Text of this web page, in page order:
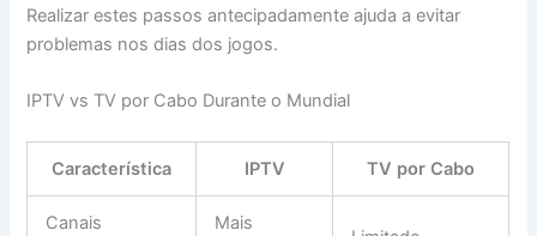
Realizar estes passos antecipadamente ajuda a evitar
problemas nos dias dos jogos.
IPTV vs TV por Cabo Durante o Mundial
Característica IPTV TV por Cabo
Canais Mais